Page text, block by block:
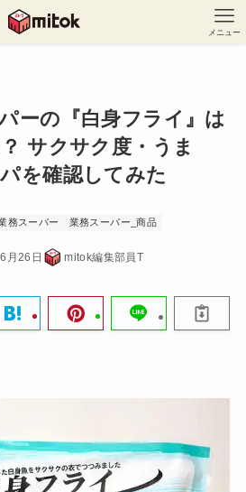
メニュー
ーの『白身フライ』は
サクサク度・うま
を確認してみた
務スーパー
業務スーパー_商品
月26日 mitok編集部員T